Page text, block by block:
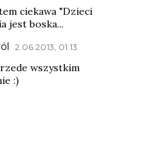
ciekawa "Dzieci
jest boska...
2.06.2013, 01:13
wszystkim
:)